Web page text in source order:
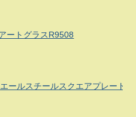
ートグラスR9508
ールスチールスクエアプレート